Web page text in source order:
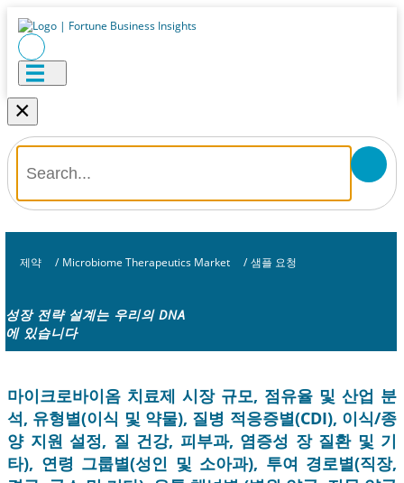
×
제약 / Microbiome Therapeutics Market / 샘플 요청
성장 전략 설계는 우리의 DNA
에 있습니다
마이크로바이옴 치료제 시장 규모, 점유율 및 산업 분
석, 유형별(이식 및 약물), 질병 적응증별(CDI), 이식/종
양 지원 설정, 질 건강, 피부과, 염증성 장 질환 및 기
타), 연령 그룹별(성인 및 소아과), 투여 경로별(직장,